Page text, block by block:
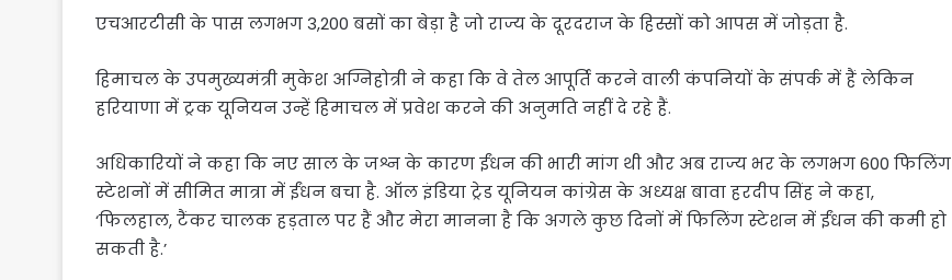
एचआरटीसी के पास लगभग 3,200 बसों का बेड़ा है जो राज्य के दूरदराज के हिस्सों को आपस में जोड़ता है.
हिमाचल के उपमुख्यमंत्री मुकेश अग्निहोत्री ने कहा कि वे तेल आपूर्ति करने वाली कंपनियों के संपर्क में हैं लेकिन
हरियाणा में ट्रक यूनियन उन्हें हिमाचल में प्रवेश करने की अनुमति नहीं दे रहे हैं.
अधिकारियों ने कहा कि नए साल के जश्न के कारण ईंधन की भारी मांग थी और अब राज्य भर के लगभग 600 फिलिंग
स्टेशनों में सीमित मात्रा में ईंधन बचा है. ऑल इंडिया ट्रेड यूनियन कांग्रेस के अध्यक्ष बावा हरदीप सिंह ने कहा,
‘फिलहाल, टैंकर चालक हड़ताल पर हैं और मेरा मानना है कि अगले कुछ दिनों में फिलिंग स्टेशन में ईंधन की कमी हो
सकती है.’